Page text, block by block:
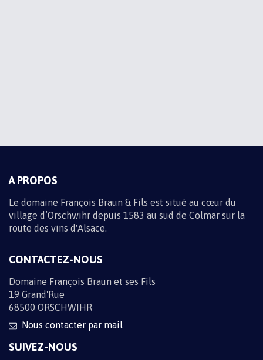
A PROPOS
Le domaine François Braun & Fils est situé au cœur du
village d’Orschwihr depuis 1583 au sud de Colmar sur la
route des vins d'Alsace.
CONTACTEZ-NOUS
Domaine François Braun et ses Fils
19 Grand'Rue
68500 ORSCHWIHR
Nous contacter par mail
SUIVEZ-NOUS